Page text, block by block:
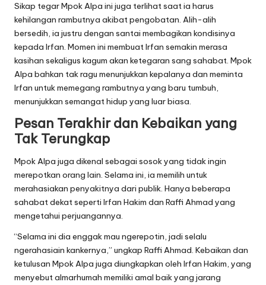
Sikap tegar Mpok Alpa ini juga terlihat saat ia harus
kehilangan rambutnya akibat pengobatan. Alih-alih
bersedih, ia justru dengan santai membagikan kondisinya
kepada Irfan. Momen ini membuat Irfan semakin merasa
kasihan sekaligus kagum akan ketegaran sang sahabat. Mpok
Alpa bahkan tak ragu menunjukkan kepalanya dan meminta
Irfan untuk memegang rambutnya yang baru tumbuh,
menunjukkan semangat hidup yang luar biasa.
Pesan Terakhir dan Kebaikan yang
Tak Terungkap
Mpok Alpa juga dikenal sebagai sosok yang tidak ingin
merepotkan orang lain. Selama ini, ia memilih untuk
merahasiakan penyakitnya dari publik. Hanya beberapa
sahabat dekat seperti Irfan Hakim dan Raffi Ahmad yang
mengetahui perjuangannya.
“Selama ini dia enggak mau ngerepotin, jadi selalu
ngerahasiain kankernya,” ungkap Raffi Ahmad. Kebaikan dan
ketulusan Mpok Alpa juga diungkapkan oleh Irfan Hakim, yang
menyebut almarhumah memiliki amal baik yang jarang